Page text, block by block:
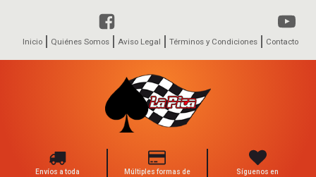
Inicio Quiénes Somos Aviso Legal Términos y Condiciones Contacto
Envíos a toda
Múltiples formas de
Síguenos en